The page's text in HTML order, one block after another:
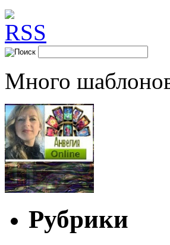
Много
Рубрики